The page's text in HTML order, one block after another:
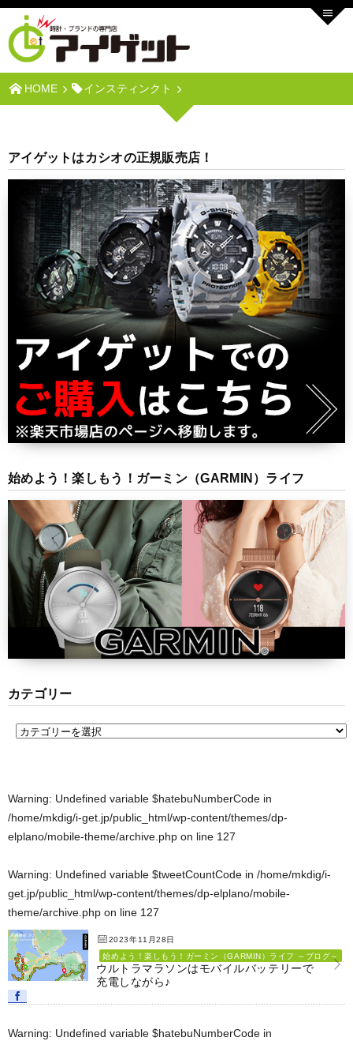
HOME インスティンクト
アイゲットはカシオの正規販売店！
始めよう！楽しもう！ガーミン（GARMIN）ライフ
カテゴリー
Warning: Undefined variable $hatebuNumberCode in
/home/mkdig/i-get.jp/public_html/wp-content/themes/dp-
elplano/mobile-theme/archive.php on line 127
Warning: Undefined variable $tweetCountCode in /home/mkdig/i-
get.jp/public_html/wp-content/themes/dp-elplano/mobile-
theme/archive.php on line 127
2023年11月28日
始めよう！楽しもう！ガーミン（GARMIN）ライフ ～ブログ～
ウルトラマラソンはモバイルバッテリーで
充電しながら♪
Warning: Undefined variable $hatebuNumberCode in